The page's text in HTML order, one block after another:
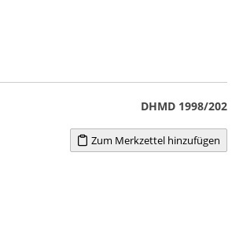
DHMD 1998/202
Zum Merkzettel hinzufügen